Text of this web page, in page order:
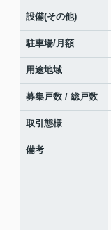
設備(その他)
駐車場/月額
用途地域
募集戸数 / 総戸数
取引態様
備考